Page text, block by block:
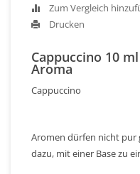
Zum Vergleich
Drucken
Cappuccino 10
Aroma
Cappuccino
Aromen dürfen nicht pur
dazu, mit einer Base zu